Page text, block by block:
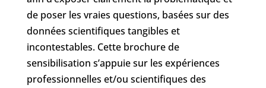
de poser les vraies questions, basées sur des
données scientifiques tangibles et
incontestables. Cette brochure de
sensibilisation s’appuie sur les expériences
professionnelles et/ou scientifiques des